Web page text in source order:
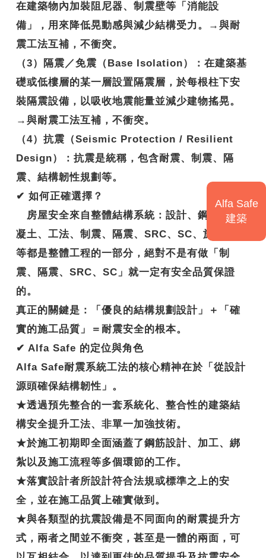
在建築物內加裝阻尼器、制震壁等「消能設
備」，用來降低晃動感與減少結構受力。→與耐
震工法互補，不衝突。
（3）隔震／免震（Base Isolation）：在建築基
礎或低樓層的某一層設置隔震層，於每根柱下安
裝隔震設備，以吸收地震能量並減少建物搖晃。
→與耐震工法互補，不衝突。
（4）抗震（Seismic Protection / Resilient
Design）：抗震是統稱，包含耐震、制震、隔
震、結構韌性規劃等。
✔ 如何正確選擇？
房屋安全來自整體結構系統：設計、鋼筋、混
凝土、工法、制震、隔震、SRC、SC、施工技術
等都是整體工程的一部分，絕對不是有做「制
震、隔震、SRC、SC」就一定有安全品質保證
的。
真正的關鍵是：
「優良的結構規劃設計」＋「確
實的施工品質」＝耐震安全的根本。
✔ Alfa Safe 的定位與角色
Alfa Safe耐震系統工法的核心精神在於「從設計
源頭確保結構韌性」。
★透過預先整合的一套系統化、整合性的建築結
構安全提升工法、非單一加強技術。
★於施工初期即全面涵蓋了鋼筋設計、加工、綁
紮以及施工流程等多個環節的工作。
★落實設計者所設計符合法規或標準之上的安
全，並在施工品質上確實做到。
★與各類型的抗震設備是不同面向的耐震提升方
式，兩者之間並不衝突，甚至是一體的兩面，可
Alfa Safe
建築